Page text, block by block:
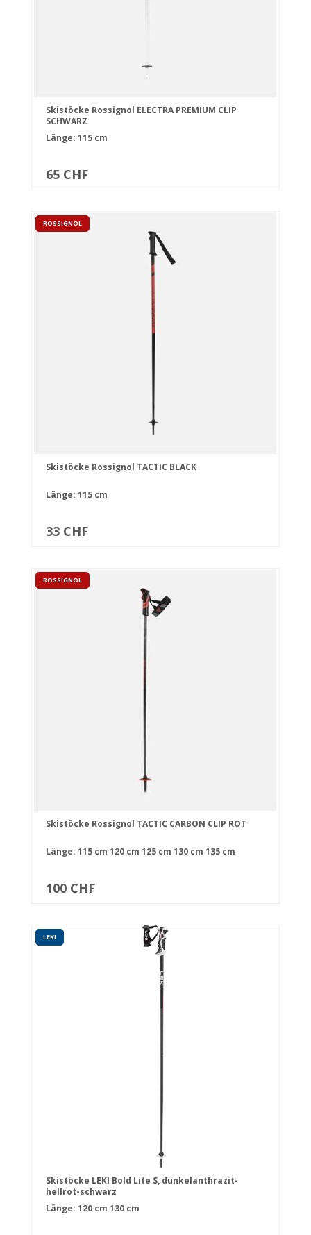
Skistöcke Rossignol ELECTRA PREMIUM CLIP
SCHWARZ
Länge: 115 cm
65 CHF
ROSSIGNOL
Skistöcke Rossignol TACTIC BLACK
Länge: 115 cm
33 CHF
ROSSIGNOL
Skistöcke Rossignol TACTIC CARBON CLIP ROT
Länge: 115 cm 120 cm 125 cm 130 cm 135 cm
100 CHF
LEKI
Skistöcke LEKI Bold Lite S, dunkelanthrazit-
hellrot-schwarz
Länge: 120 cm 130 cm